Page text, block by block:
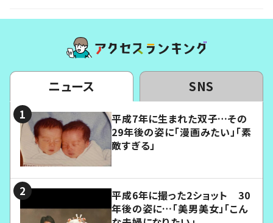
ニュース SNS
平成7年に生まれた双子…その
29年後の姿に「漫画みたい」「素
敵すぎる」
平成6年に撮った2ショット 30
年後の姿に…「美男美女」「こん